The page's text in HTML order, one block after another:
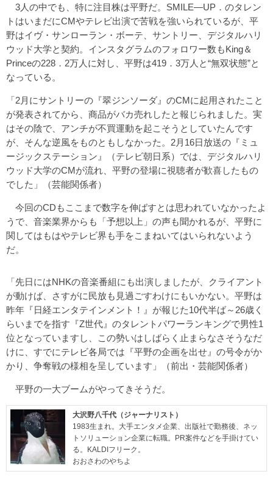
3人の中でも、特に注目株は平野だ。SMILE―UP．のタレン
トはいまだにCMやテレビ出演で苦戦を強いられているが、平
野はイヴ・サンローラン・ボーテ、サントリー、デジタルハリ
ウッド大学と契約。インスタグラムのフォロワー数もKing＆
Princeの228．2万人に対し、平野は419．3万人と“無双状態”と
なっている。
「2月にサントリーの『翠ジンソーダ』のCMに起用されたこと
が発表されてから、商品がバカ売れしたと報じられました。実
はその陰で、アンチが不買運動を起こそうとしていたんです
が、そんな逆風をものともしなかった。2月16日放送の『ミュ
ージックステーション』（テレビ朝日系）では、デジタルハリ
ウッド大学のCMが流れ、平野の登場に視聴者が歓喜したもの
でした」（芸能関係者）
今回のCDもここまで数字を伸ばすとは思われていなかったよ
うで、音楽業界からも「予想以上」の声も聞かれるが、平野に
関してはもはやテレビ界も手をこまねいてはいられないよう
だ。
「先日にはNHKの音楽番組にも出演しましたが、クライアント
が動けば、さすがに民放も見過ごすわけにもいかない。平野は
昨年『日経エンタテインメント！』が報じた10代半ば～26歳く
らいまでを指す『Z世代』のタレントパワーランキングで男性1
位となっていますし、この勢いはしばらく止まらなさそうなだ
けに、すでにテレビ各局では『平野の企画を出せ』の号令がか
かり、争奪戦の様相を呈しています」（前出・芸能関係者）
平野の一大ブームがやってきそうだ。
大沢野八千代（ジャーナリスト）
1983生まれ。大手エンタメ企業、出版社で勤務後、ネッ
トソリューション企業に転職。PR案件などを手掛けてい
る。KALDIフリーク。
おおさわのやちよ